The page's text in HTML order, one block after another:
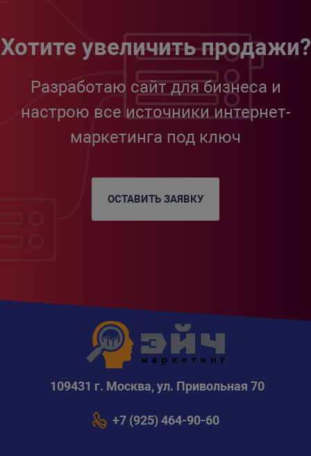
Хотите увеличить продажи?
Разработаю сайт для бизнеса и
настрою все источники интернет-
маркетинга под ключ
ОСТАВИТЬ ЗАЯВКУ
109431 г. Москва, ул. Привольная 70
+7 (925) 464-90-60